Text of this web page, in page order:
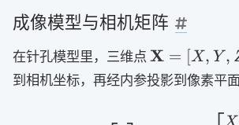
成像模型与相机矩阵
在针孔模型里，三维点 \mathbf
X = X, Y ,
到相机坐标，再经内参投影到像素平面